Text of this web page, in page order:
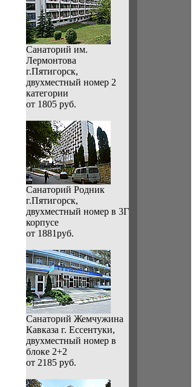
Санаторий им.
Лермонтова
г.Пятигорск,
двухместный номер 2
категории
от 1805 руб.
Санаторий Родник
г.Пятигорск,
двухместный номер в 3Г
корпусе
от 1881руб.
Санаторий Жемчужина
Кавказа г. Ессентуки,
двухместный номер в
блоке 2+2
от 2185 руб.